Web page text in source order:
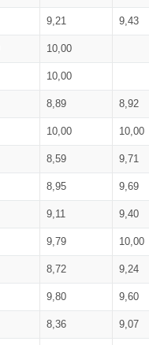
9,21 9,43
10,00
10,00
8,89 8,92
10,00 10,00
8,59 9,71
8,95 9,69
9,11 9,40
9,79 10,00
8,72 9,24
9,80 9,60
8,36 9,07